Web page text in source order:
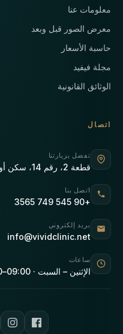
معلومات عنا
معرض الصور قبل وبعد
حاسبة الأسعار
مجلة فيفيد
الوثائق القانونية
اتصال
تفضل بزيارتنا
قطعة 2، رقم 14، سكن أوروبا – أتاكوي، إسطنبول، تركيا
اتصل بنا
+90 545 749 3565
بريد إلكتروني
info@vividclinic.net
ساعات
الإثنين – السبت · 09:00–20:00 (GMT+3)